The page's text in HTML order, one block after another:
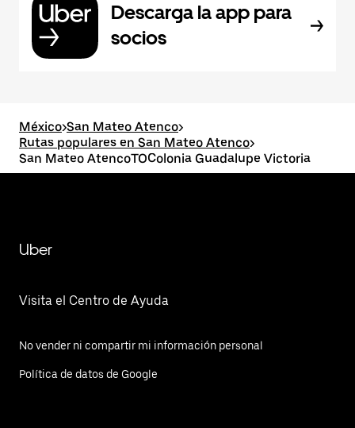
Descarga la app para
socios
México>San Mateo Atenco>
Rutas populares en San Mateo Atenco>
San Mateo AtencoTOColonia Guadalupe Victoria
Uber
Visita el Centro de Ayuda
No vender ni compartir mi información personal
Política de datos de Google